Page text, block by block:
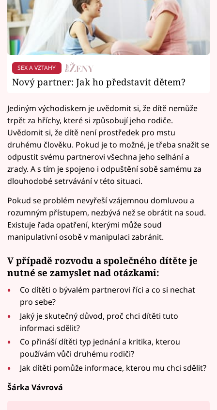
SEX A VZTAHY
Nový partner: Jak ho představit dětem?
Jediným východiskem je uvědomit si, že dítě nemůže
trpět za hříchy, které si způsobují jeho rodiče.
Uvědomit si, že dítě není prostředek pro mstu
druhému člověku. Pokud je to možné, je třeba snažit se
odpustit svému partnerovi všechna jeho selhání a
zrady. A s tím je spojeno i odpuštění sobě samému za
dlouhodobé setrvávání v této situaci.
Pokud se problém nevyřeší vzájemnou domluvou a
rozumným přístupem, nezbývá než se obrátit na soud.
Existuje řada opatření, kterými může soud
manipulativní osobě v manipulaci zabránit.
V případě rozvodu a společného dítěte je
nutné se zamyslet nad otázkami:
Co dítěti o bývalém partnerovi říci a co si nechat
pro sebe?
Jaký je skutečný důvod, proč chci dítěti tuto
informaci sdělit?
Co přináší dítěti typ jednání a kritika, kterou
používám vůči druhému rodiči?
Jak dítěti pomůže informace, kterou mu chci sdělit?
Šárka Vávrová